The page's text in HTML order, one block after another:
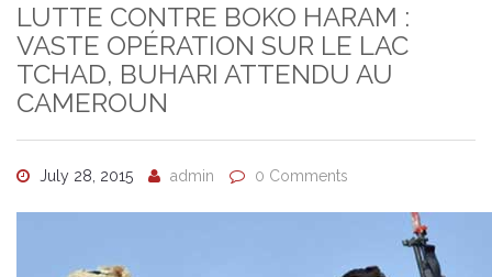
LUTTE CONTRE BOKO HARAM :
VASTE OPÉRATION SUR LE LAC
TCHAD, BUHARI ATTENDU AU
CAMEROUN
July 28, 2015 admin 0 Comments